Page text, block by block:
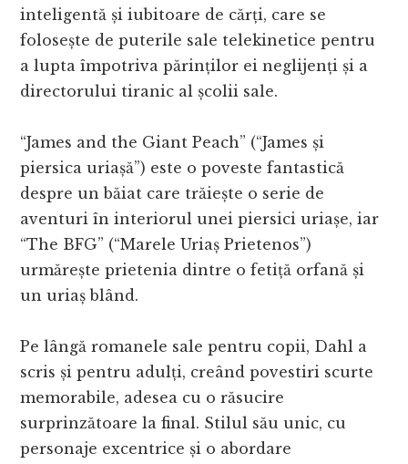
inteligentă și iubitoare de cărți, care se
folosește de puterile sale telekinetice pentru
a lupta împotriva părinților ei neglijenți și a
directorului tiranic al școlii sale.
“James and the Giant Peach” (“James și
piersica uriașă”) este o poveste fantastică
despre un băiat care trăiește o serie de
aventuri în interiorul unei piersici uriașe, iar
“The BFG” (“Marele Uriaș Prietenos”)
urmărește prietenia dintre o fetiță orfană și
un uriaș blând.
Pe lângă romanele sale pentru copii, Dahl a
scris și pentru adulți, creând povestiri scurte
memorabile, adesea cu o răsucire
surprinzătoare la final. Stilul său unic, cu
personaje excentrice și o abordare